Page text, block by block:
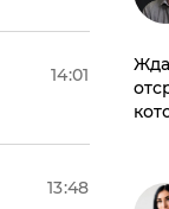
14:01
13:48